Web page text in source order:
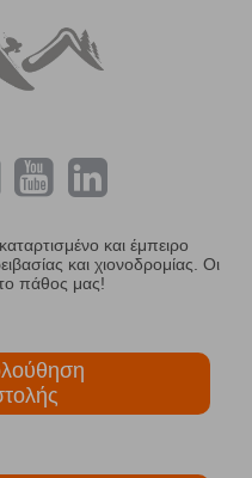
και έμπειρο
και χιονοδρομίας. Οι
πάθος μας!